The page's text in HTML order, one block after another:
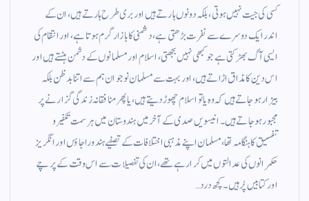
کسی کی جیت نہیں ہوتی، بلکہ دونوں ہارتے ہیں اور بری طرح ہارتے ہیں، ان کے
اندر ایک دوسرے سے نفرت بڑھتی ہے، دشمنی کا بازار گرم ہوتا ہے، اور انتقام کی
ایسی آگ بھڑکتی ہے جو کبھی نہیں بجھتی، اسلام اور مسلمانوں کے دشمن ہنستے ہیں اور
اس دین کا مذاق اڑاتے ہیں، اور بہت سے مسلمان نوجوان ہم سے اتنا بدظن بلکہ
بیزار ہو جاتے ہیں کہ وہ یا تو اسلام چھوڑ دیتے ہیں، یا پھر منافقانہ زندگی گزارنے پر
مجبور ہو جاتے ہیں۔ انیسویں صدی کے آخر میں ہندوستان میں ہر سمت تکفیر و
تفسیق کا ہنگامہ تھا، مسلمان اپنے مذہبی اختلافات کے تصفیے ہندو راجاؤں اور انگریز
حکمرانوں کی عدالتوں میں کرا رہے تھے، ان کی تفصیلات سے اس وقت کے پرچے
اور کتابیں پُر ہیں۔ کچھ درد…